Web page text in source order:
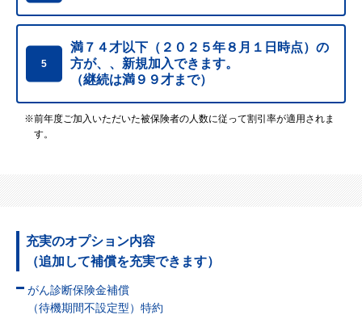
5
満７４才以下（２０２５年８月１日時点）の
方が、、 新規加入できます。
（継続は満９９才まで）
※前年度ご加入いただいた被保険者の人数に従って割引率が適用されま
す。
充実のオプション内容
（追加して補償を充実できます）
がん診断保険金補償
（待機期間不設定型）特約